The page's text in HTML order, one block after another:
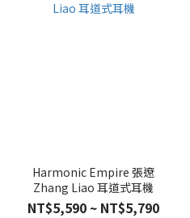
Harmonic Empire 張遼
Zhang Liao 耳道式耳機
NT$5,590 ~ NT$5,790